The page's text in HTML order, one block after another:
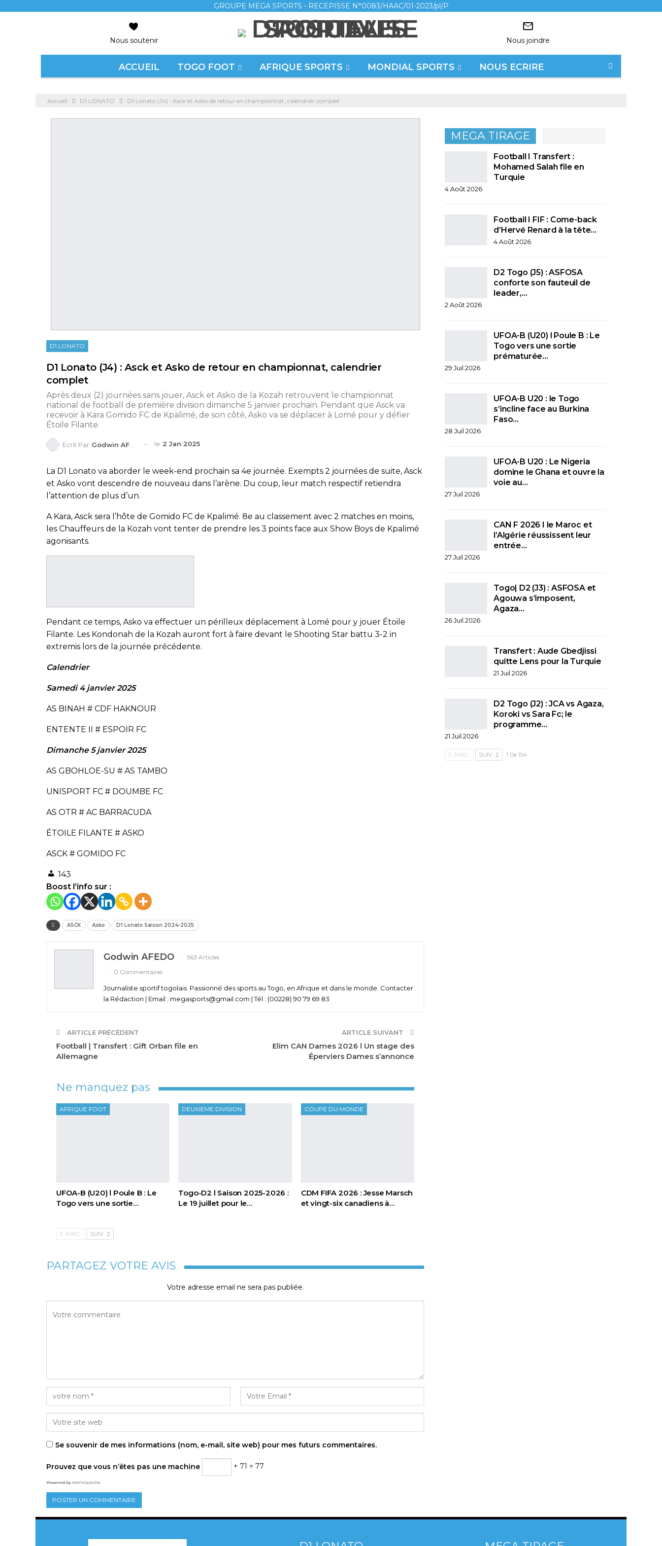
GROUPE MEGA SPORTS - RECEPISSE N°0083/HAAC/01-2023/pl/P
Nous soutenir Nous joindre
ACCUEIL TOGO FOOT AFRIQUE SPORTS MONDIAL SPORTS NOUS ECRIRE
Accueil D1 LONATO D1 Lonato (J4) : Asck et Asko de retour en championnat, calendrier complet
D1 LONATO
D1 Lonato (J4) : Asck et Asko de retour en championnat, calendrier
complet
Après deux (2) journées sans jouer, Asck et Asko de la Kozah retrouvent le championnat
national de football de première division dimanche 5 janvier prochain. Pendant que Asck va
recevoir à Kara Gomido FC de Kpalimé, de son côté, Asko va se déplacer à Lomé pour y défier
Étoile Filante.
Ecrit Par Godwin AFEDO le 2 Jan 2025
La D1 Lonato va aborder le week-end prochain sa 4e journée. Exempts 2 journées de suite, Asck
et Asko vont descendre de nouveau dans l’arène. Du coup, leur match respectif retiendra
l’attention de plus d’un.
A Kara, Asck sera l’hôte de Gomido FC de Kpalimé. 8e au classement avec 2 matches en moins,
les Chauffeurs de la Kozah vont tenter de prendre les 3 points face aux Show Boys de Kpalimé
agonisants.
Pendant ce temps, Asko va effectuer un périlleux déplacement à Lomé pour y jouer Étoile
Filante. Les Kondonah de la Kozah auront fort à faire devant le Shooting Star battu 3-2 in
extremis lors de la journée précédente.
Calendrier
Samedi 4 janvier 2025
AS BINAH # CDF HAKNOUR
ENTENTE II # ESPOIR FC
Dimanche 5 janvier 2025
AS GBOHLOE-SU # AS TAMBO
UNISPORT FC # DOUMBE FC
AS OTR # AC BARRACUDA
ÉTOILE FILANTE # ASKO
ASCK # GOMIDO FC
143
Boost l’info sur :
ASCK Asko D1 Lonato Saison 2024-2025
Godwin AFEDO
563 Articles
0 Commentaires
Journaliste sportif togolais. Passionné des sports au Togo, en Afrique et dans le monde. Contacter
la Rédaction | Email : megasports@gmail.com | Tél : (00228) 90 79 69 83
ARTICLE PRÉCÉDENT
Football | Transfert : Gift Orban file en
Allemagne
ARTICLE SUIVANT
Elim CAN Dames 2026 l Un stage des
Éperviers Dames s’annonce
Ne manquez pas
AFRIQUE FOOT
UFOA-B (U20) l Poule B : Le
Togo vers une sortie…
DEUXIEME DIVISION
Togo-D2 l Saison 2025-2026 :
Le 19 juillet pour le…
COUPE DU MONDE
CDM FIFA 2026 : Jesse Marsch
et vingt-six canadiens à…
PRÉC. SUIV.
PARTAGEZ VOTRE AVIS
Votre adresse email ne sera pas publiée.
Se souvenir de mes informations (nom, e-mail, site web) pour mes futurs commentaires.
Prouvez que vous n’êtes pas une machine + 71 = 77
Powered by MathCaptcha
MEGA TIRAGE
Football I Transfert :
Mohamed Salah file en
Turquie
4 Août 2026
Football I FIF : Come-back
d’Hervé Renard à la tête…
4 Août 2026
D2 Togo (J5) : ASFOSA
conforte son fauteuil de
leader,…
2 Août 2026
UFOA-B (U20) l Poule B : Le
Togo vers une sortie
prématurée…
29 Juil 2026
UFOA-B U20 : le Togo
s’incline face au Burkina
Faso…
28 Juil 2026
UFOA-B U20 : Le Nigeria
domine le Ghana et ouvre la
voie au…
27 Juil 2026
CAN F 2026 I le Maroc et
l’Algérie réussissent leur
entrée…
27 Juil 2026
Togo| D2 (J3) : ASFOSA et
Agouwa s’imposent,
Agaza…
26 Juil 2026
Transfert : Aude Gbedjissi
quitte Lens pour la Turquie
21 Juil 2026
D2 Togo (J2) : JCA vs Agaza,
Koroki vs Sara Fc; le
programme…
21 Juil 2026
PRÉC. SUIV. 1 De 154